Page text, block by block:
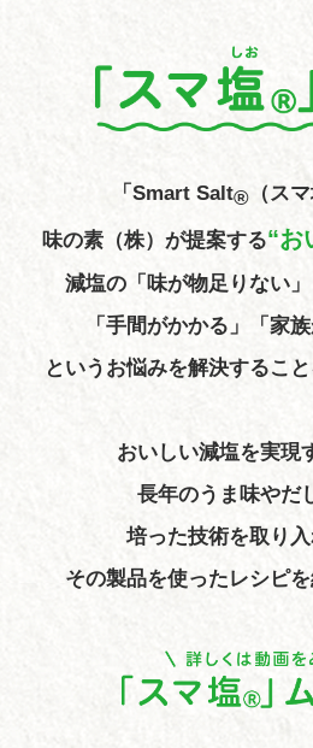
「Smart Salt®（ス
味の素（株）が提案する“お
減塩の「味が物足りない」
「手間がかかる」「家
というお悩みを解決するこ
おいしい減塩を実現
長年のうま味やだ
培った技術を取り入
その製品を使ったレシピを